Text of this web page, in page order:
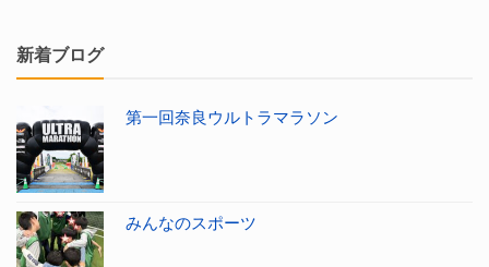
新着ブログ
第一回奈良ウルトラマラソン
みんなのスポーツ